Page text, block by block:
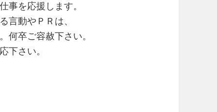
事を応援します。
言動やＰＲは、
何卒ご容赦下さい。
下さい。